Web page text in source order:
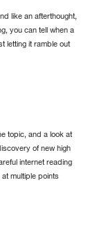
like an afterthought,
you can tell when a
letting it ramble out
topic, and a look at
of new high
internet reading
multiple points